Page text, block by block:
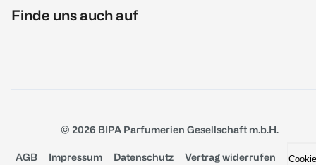
Finde uns auch auf
© 2026 BIPA Parfumerien Gesellschaft m.b.H.
AGB Impressum Datenschutz Vertrag widerrufen